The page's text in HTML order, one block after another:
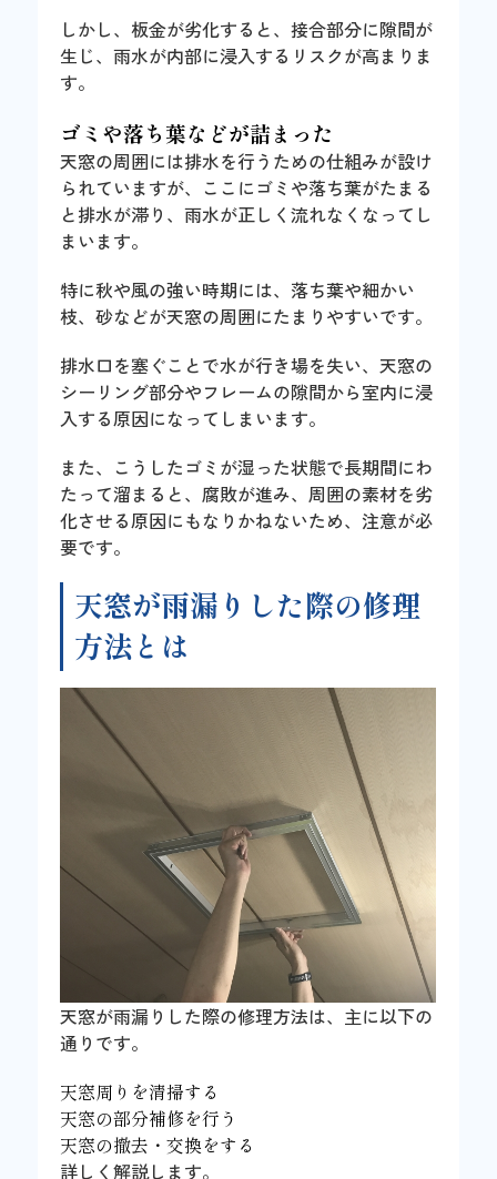
しかし、板金が劣化すると、接合部分に隙間が
生じ、雨水が内部に浸入するリスクが高まりま
す。
ゴミや落ち葉などが詰まった
天窓の周囲には排水を行うための仕組みが設け
られていますが、ここにゴミや落ち葉がたまる
と排水が滞り、雨水が正しく流れなくなってし
まいます。
特に秋や風の強い時期には、落ち葉や細かい
枝、砂などが天窓の周囲にたまりやすいです。
排水口を塞ぐことで水が行き場を失い、天窓の
シーリング部分やフレームの隙間から室内に浸
入する原因になってしまいます。
また、こうしたゴミが湿った状態で長期間にわ
たって溜まると、腐敗が進み、周囲の素材を劣
化させる原因にもなりかねないため、注意が必
要です。
天窓が雨漏りした際の修理
方法とは
天窓が雨漏りした際の修理方法は、主に以下の
通りです。
天窓周りを清掃する
天窓の部分補修を行う
天窓の撤去・交換をする
詳しく解説します。